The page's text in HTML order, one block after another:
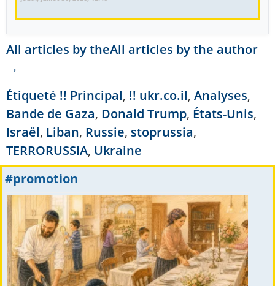
All articles by theAll articles by the author
→
Étiqueté !! Principal, !! ukr.co.il, Analyses,
Bande de Gaza, Donald Trump, États-Unis,
Israël, Liban, Russie, stoprussia,
TERRORUSSIA, Ukraine
#promotion